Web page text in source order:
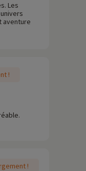
Les
aventure
!
!